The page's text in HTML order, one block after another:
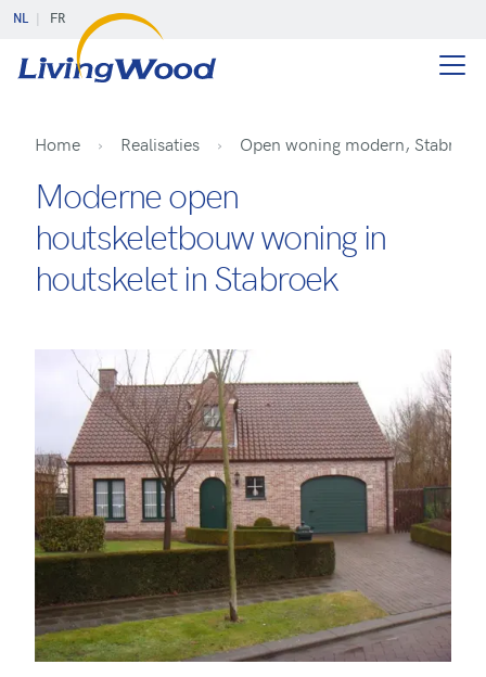
NL FR
Home Realisaties Open woning modern, Stabroek
Moderne open
houtskeletbouw woning in
houtskelet in Stabroek